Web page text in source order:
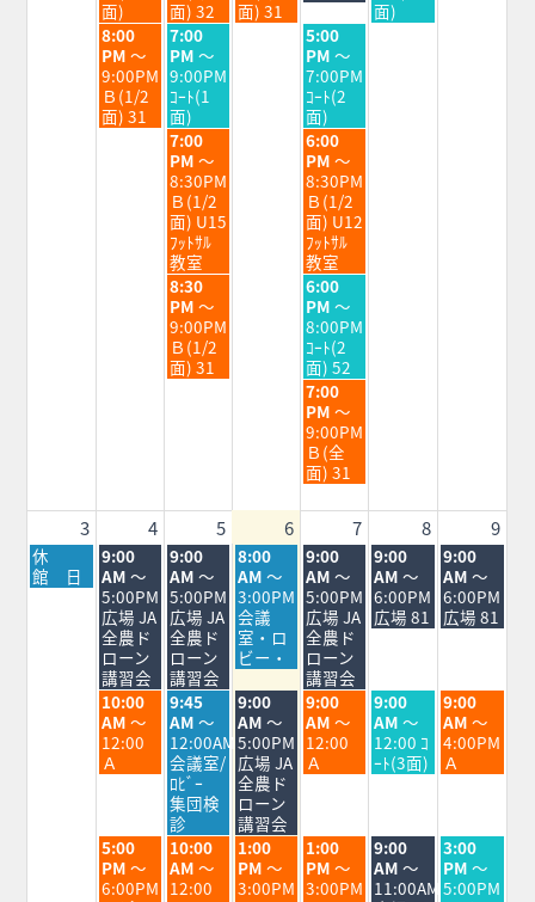
月
28th
2026
面)
月
29th
2026
面) 32
月
30th
面) 31
月
31st
2026
月
1st
面)
火
曜
日,
7
月
28th
8:00
PM ～
9:00PM
Ｂ(1/2
面) 31
水
曜
日,
7
月
29th
2026
7:00
PM ～
9:00PM
ｺｰﾄ(1
面)
金
曜
日,
7
月
31st
2026
5:00
PM ～
7:00PM
ｺｰﾄ(2
面)
水
曜
日,
7
月
29th
2026
7:00
PM ～
8:30PM
Ｂ(1/2
面) U15
ﾌｯﾄｻﾙ
教室
金
曜
日,
7
月
31st
2026
6:00
PM ～
8:30PM
Ｂ(1/2
面) U12
ﾌｯﾄｻﾙ
教室
水
曜
日,
7
月
29th
8:30
PM ～
9:00PM
Ｂ(1/2
面) 31
金
曜
日,
7
月
31st
2026
6:00
PM ～
8:00PM
ｺｰﾄ(2
面) 52
金
曜
日,
7
月
31st
2026
7:00
PM ～
9:00PM
Ｂ(全
面) 31
3 4 5 6 7 8 9
月
曜
日,
休
館 日
火
曜
日,
8
月
4th
2026
9:00
AM ～
5:00PM
広場 JA
全農ド
ローン
講習会
水
曜
日,
8
月
5th
2026
9:00
AM ～
5:00PM
広場 JA
全農ド
ローン
講習会
木
曜
日,
8
月
6th
2026
8:00
AM ～
3:00PM
会議
室・ロ
ビー・
金
曜
日,
8
月
7th
2026
9:00
AM ～
5:00PM
広場 JA
全農ド
ローン
講習会
土
曜
日,
8
月
9:00
AM ～
6:00PM
広場 81
日
曜
日,
8
月
9:00
AM ～
6:00PM
広場 81
火
曜
日,
8
月
10:00
AM ～
12:00
Ａ
水
曜
日,
8
月
5th
2026
9:45
AM ～
12:00AM
会議室/
ﾛﾋﾞｰ
集団検
診
木
曜
日,
8
月
6th
2026
9:00
AM ～
5:00PM
広場 JA
全農ド
ローン
講習会
金
曜
日,
8
月
9:00
AM ～
12:00
Ａ
土
曜
日,
8
月
9:00
AM ～
12:00 ｺ
ｰﾄ(3面)
日
曜
日,
8
月
9:00
AM ～
4:00PM
Ａ
火
曜
日,
5:00
PM ～
6:00PM
水
曜
日,
10:00
AM ～
12:00
木
曜
日,
1:00
PM ～
3:00PM
金
曜
日,
1:00
PM ～
3:00PM
土
曜
日,
9:00
AM ～
11:00AM
日
曜
日,
3:00
PM ～
5:00PM